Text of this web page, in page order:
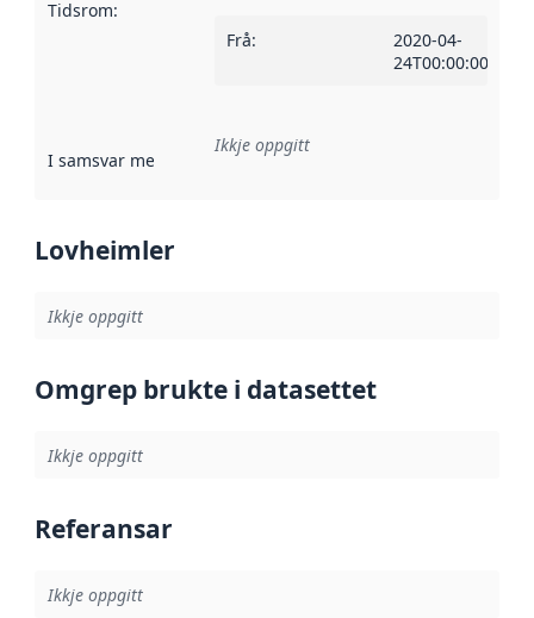
Tidsrom:
Frå:
2020-04-
24T00:00:00Z
I samsvar med Referanse til ei implementeringsregel eller
Ikkje oppgitt
Lovheimler
Ikkje oppgitt
Omgrep brukte i datasettet
Ikkje oppgitt
Referansar
Ikkje oppgitt